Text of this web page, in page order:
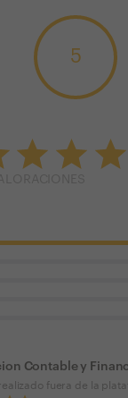
5
Contable y
fuera de la